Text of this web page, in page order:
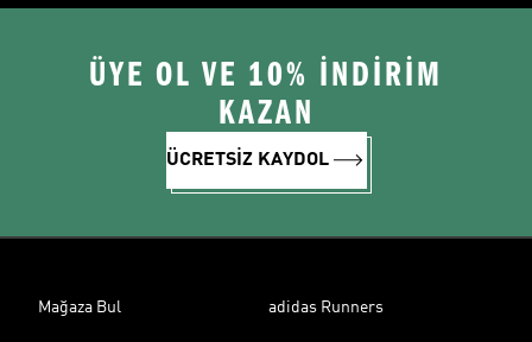
ÜYE OL VE 10% İNDİRİM
KAZAN
ÜCRETSİZ KAYDOL
Mağaza Bul adidas Runners